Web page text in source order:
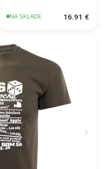
Škola volá - farebné
NA SKLADE 16.91 €